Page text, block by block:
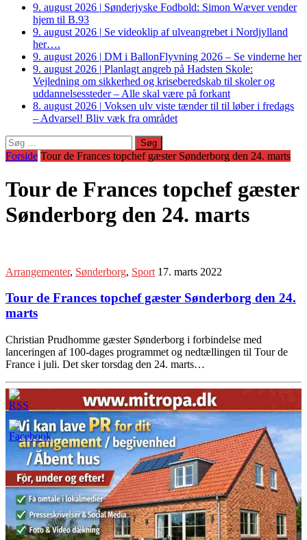
9. august 2026 | Sønderjyske Fodbold: Simon Wæver vender
hjem til B.93
9. august 2026 | Se videoklip af ulveangrebet i Nordjylland
her….
9. august 2026 | DM i BallonFlyvning 2026 – Se vinderne her
9. august 2026 | Planlagt angreb på Hadsten Skole:
Vejledning om sikkerhed og kriseberedskab til skoler og
uddannelsessteder – Alle skal være på forkant
8. august 2026 | Voksen ulv viste tænder til til løber i fredags
– Advarsel! Bliv væk fra området
Søg
efter:
Forside Tour de Frances topchef gæster Sønderborg den 24. marts
Tour de Frances topchef gæster
Sønderborg den 24. marts
Arrangementer, Sønderborg, Sport 17. marts 2022
Tour de Frances topchef gæster Sønderborg den 24.
marts
Christian Prudhomme gæster Sønderborg i forbindelse med
lanceringen af 100-dages programmet og nedtællingen til Tour de
France i juli. Det sker torsdag den 24. marts…